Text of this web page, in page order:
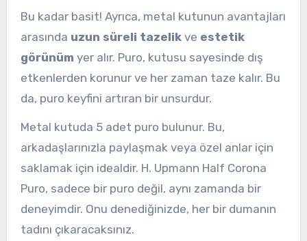
Bu kadar basit! Ayrıca, metal kutunun avantajları
arasında uzun süreli tazelikve estetik
görünüm yer alır. Puro, kutusu sayesinde dış
etkenlerden korunur ve her zaman taze kalır. Bu
da, puro keyfini artıran bir unsurdur.
Metal kutuda 5 adet puro bulunur. Bu,
arkadaşlarınızla paylaşmak veya özel anlar için
saklamak için idealdir. H. Upmann Half Corona
Puro, sadece bir puro değil, aynı zamanda bir
deneyimdir. Onu denediğinizde, her bir dumanın
tadını çıkaracaksınız.